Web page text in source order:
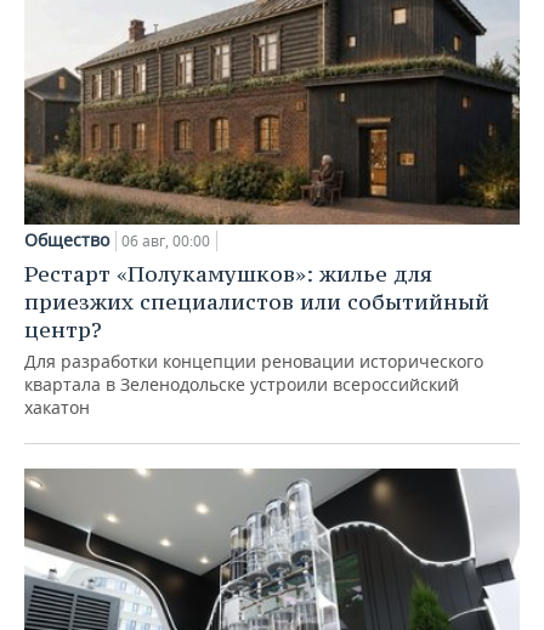
Общество 06 авг, 00:00
Рестарт «Полукамушков»: жилье для
приезжих специалистов или событийный
центр?
Для разработки концепции реновации исторического
квартала в Зеленодольске устроили всероссийский
хакатон